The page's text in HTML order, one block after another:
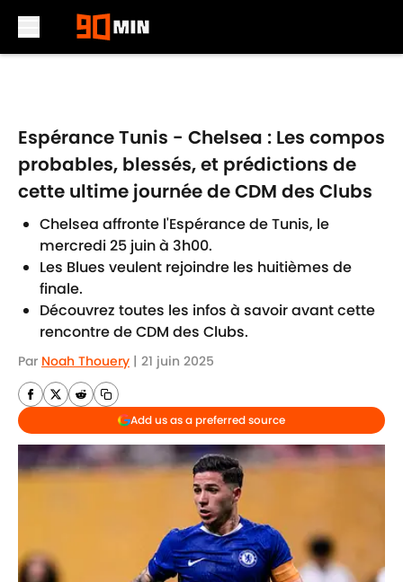
Espérance Tunis - Chelsea : Les compos
probables, blessés, et prédictions de
cette ultime journée de CDM des Clubs
Chelsea affronte l'Espérance de Tunis, le
mercredi 25 juin à 3h00.
Les Blues veulent rejoindre les huitièmes de
finale.
Découvrez toutes les infos à savoir avant cette
rencontre de CDM des Clubs.
Par Noah Thouery | 21 juin 2025
Add us as a preferred source